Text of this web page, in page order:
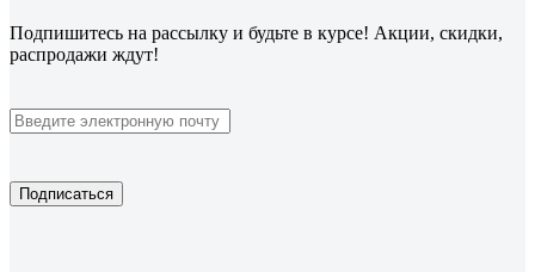
Подпишитесь на рассылку и будьте в курсе! Акции, скидки,
распродажи ждут!
Подписаться